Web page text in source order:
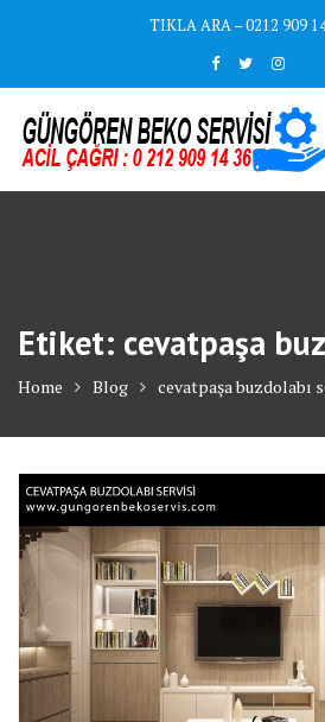
TIKLA ARA – 0212 909
Etiket: cevatpaşa
Home Blog cevatpaşa buzdolabı